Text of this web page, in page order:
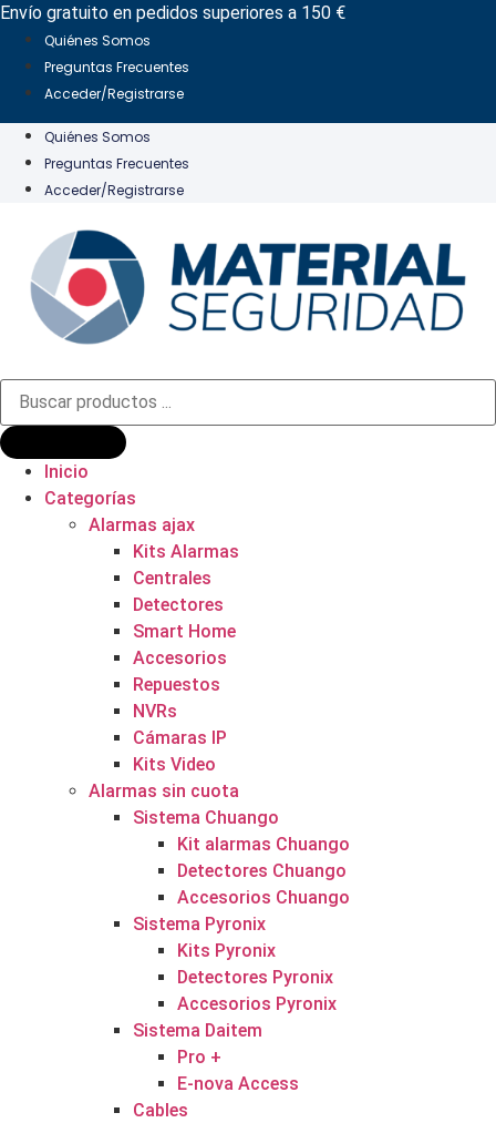
Ir
contenido
Envío gratuito en pedidos superiores a 150 €
Quiénes Somos
Preguntas Frecuentes
Acceder/Registrarse
Quiénes Somos
Preguntas Frecuentes
Acceder/Registrarse
Búsqueda
productos
Inicio
Categorías
Alarmas ajax
Kits Alarmas
Centrales
Detectores
Smart Home
Accesorios
Repuestos
NVRs
Cámaras IP
Kits Video
Alarmas sin cuota
Sistema Chuango
Kit alarmas Chuango
Detectores Chuango
Accesorios Chuango
Sistema Pyronix
Kits Pyronix
Detectores Pyronix
Accesorios Pyronix
Sistema Daitem
Pro +
E-nova Access
Cables